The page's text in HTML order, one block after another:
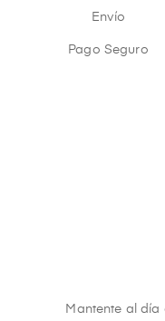
Envío
Pago Seguro
Mantente al